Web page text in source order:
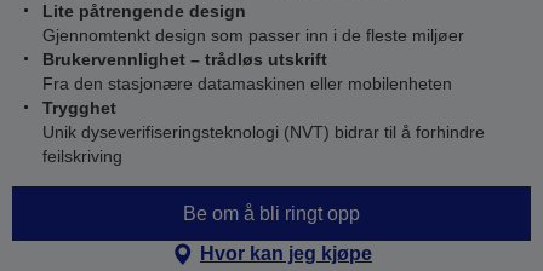
Lite påtrengende design
Gjennomtenkt design som passer inn i de fleste miljøer
Brukervennlighet – trådløs utskrift
Fra den stasjonære datamaskinen eller mobilenheten
Trygghet
Unik dyseverifiseringsteknologi (NVT) bidrar til å forhindre
feilskriving
Be om å bli ringt opp
Hvor kan jeg kjøpe